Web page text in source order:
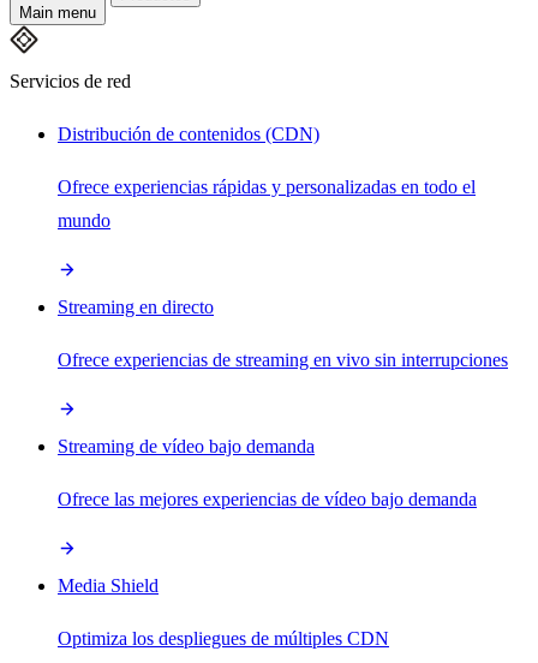
Main menu
Servicios de red
Distribución de contenidos (CDN)
Ofrece experiencias rápidas y personalizadas en todo el
mundo
Streaming en directo
Ofrece experiencias de streaming en vivo sin interrupciones
Streaming de vídeo bajo demanda
Ofrece las mejores experiencias de vídeo bajo demanda
Media Shield
Optimiza los despliegues de múltiples CDN